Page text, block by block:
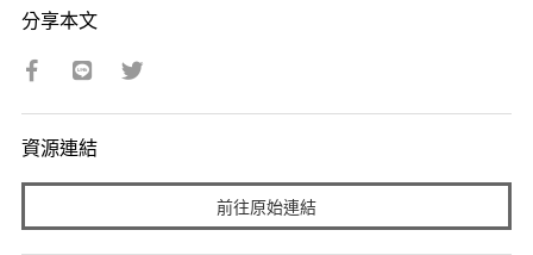
分享本文
資源連結
前往原始連結